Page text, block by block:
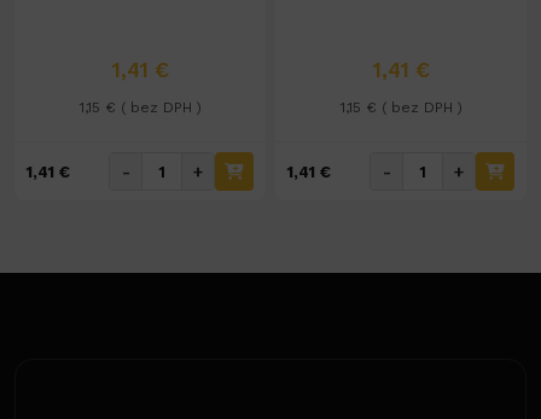
1,41 €
1,15 € ( bez DPH )
1,41 € - +
1,41 €
1,15 € ( bez DPH )
1,41 € - +